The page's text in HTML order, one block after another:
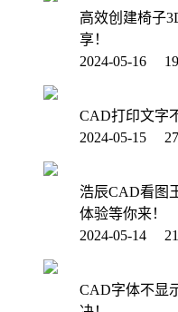
高效创建椅子
享！
2024-05-16
CAD打印文字
2024-05-15
浩辰CAD看图
体验等你来！
2024-05-14
CAD字体不显